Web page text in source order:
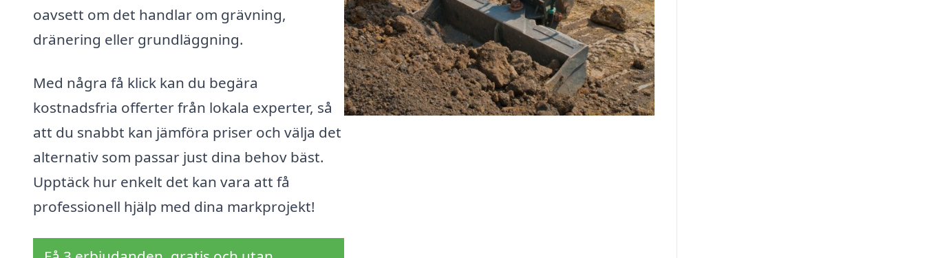
oavsett om det handlar om grävning,
dränering eller grundläggning.
Med några få klick kan du begära
kostnadsfria offerter från lokala experter, så
att du snabbt kan jämföra priser och välja det
alternativ som passar just dina behov bäst.
Upptäck hur enkelt det kan vara att få
professionell hjälp med dina markprojekt!